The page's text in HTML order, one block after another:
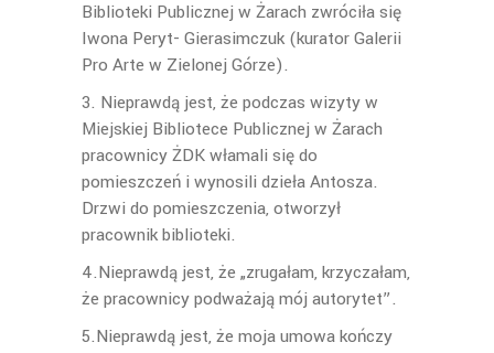
Biblioteki Publicznej w Żarach zwróciła się
Iwona Peryt- Gierasimczuk (kurator Galerii
Pro Arte w Zielonej Górze).
3. Nieprawdą jest, że podczas wizyty w
Miejskiej Bibliotece Publicznej w Żarach
pracownicy ŻDK włamali się do
pomieszczeń i wynosili dzieła Antosza.
Drzwi do pomieszczenia, otworzył
pracownik biblioteki.
4.Nieprawdą jest, że „zrugałam, krzyczałam,
że pracownicy podważają mój autorytet”.
5.Nieprawdą jest, że moja umowa kończy